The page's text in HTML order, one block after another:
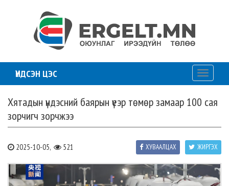
ҮНДСЭН ЦЭС
Toggle
Хятадын үндэсний баярын үеэр төмөр замаар 100 сая
зорчигч зорчжээ
2025-10-05, 521 ЖИРГЭХ
ХУВААЛЦАХ